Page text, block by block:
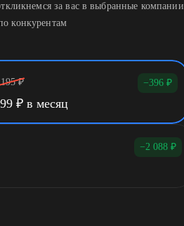
за вас в выбранные компании
конкурентам
₽ −396 ₽
₽ в месяц
−2 088 ₽